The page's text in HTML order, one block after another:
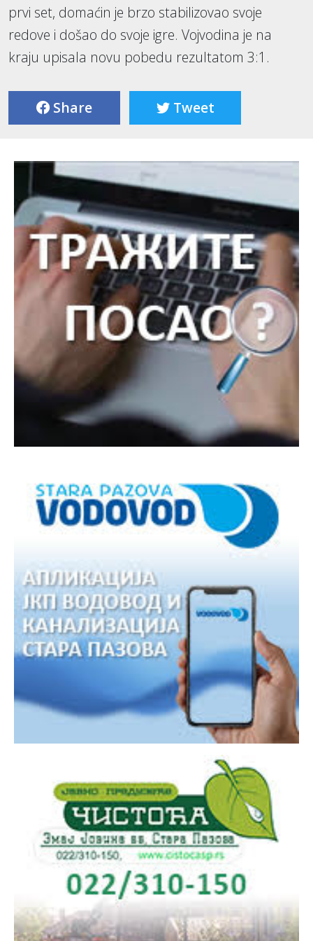
prvi set, domaćin je brzo stabilizovao svoje
redove i došao do svoje igre. Vojvodina je na
kraju upisala novu pobedu rezultatom 3:1.
Share Tweet